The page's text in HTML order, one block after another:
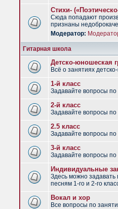
Стихи-
Сюда попадают
признаны
Модератор:
Гитарная школа
Детско-юношеская
Всё о занятиях
1-й класс
Задавайте вопросы
2-й класс
Задавайте вопросы
2.5 класс
Задавайте вопросы
3-й класс
Задавайте вопросы
Индивидуальные
Здесь можно
песням 1-го и 2-го
Вокал и хор
Все вопросы по